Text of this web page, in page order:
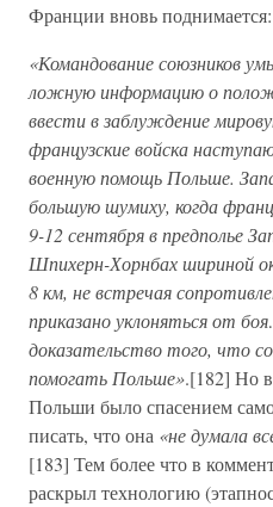
Франции вновь поднимается:
«Командование союзников
ложную информацию о
ввести в заблуждение
французские войска
военную помощь Польше.
большую шумиху, когда
9-12 сентября в предполье
Шпихерн-Хорнбах шириной
8 км, не встречая
приказано уклоняться от
доказательство того, что
помогать Польше».[182] Но
Польши было спасением
писать, что она «не думала
[183] Тем более что в
раскрыл технологию